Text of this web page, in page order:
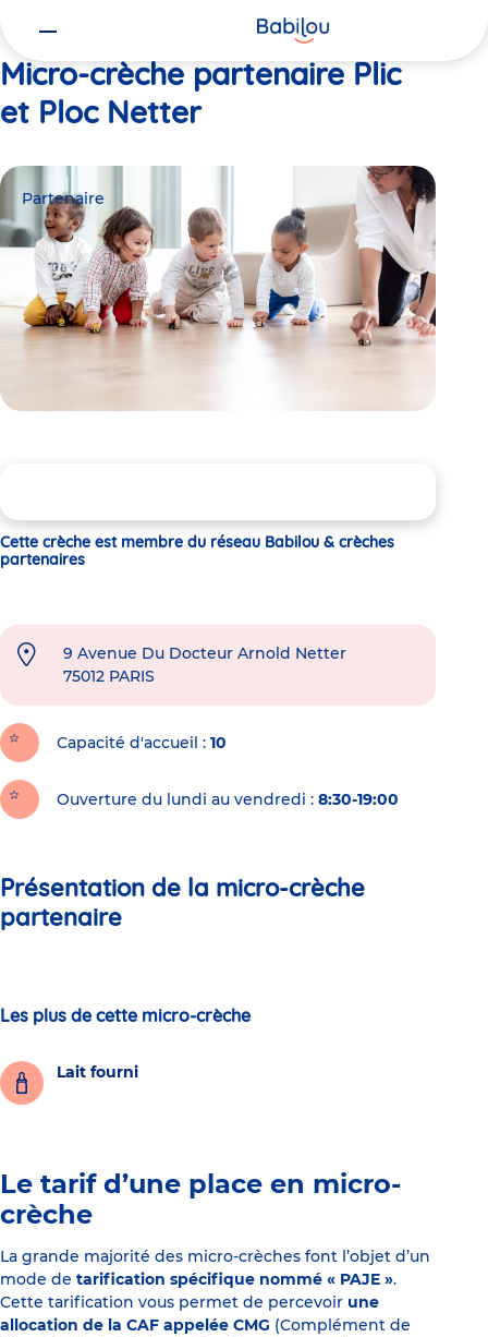
Micro-crèche partenaire Plic
et Ploc Netter
Partenaire
Cette crèche est membre du réseau Babilou & crèches
partenaires
9 Avenue Du Docteur Arnold Netter
75012 PARIS
Capacité d'accueil 10
Ouverture du lundi au vendredi : 8:30-19:00
Présentation de la micro-crèche
partenaire
Les plus de cette micro-crèche
Lait fourni
Le tarif d’une place en micro-
crèche
La grande majorité des micro-crèches font l’objet d’un
mode de tarification spécifique nommé « PAJE ».
Cette tarification vous permet de percevoir une
allocation de la CAF appelée CMG (Complément de